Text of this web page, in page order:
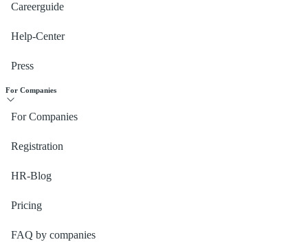
Careerguide
Help-Center
Press
For Companies
For Companies
Registration
HR-Blog
Pricing
FAQ by companies